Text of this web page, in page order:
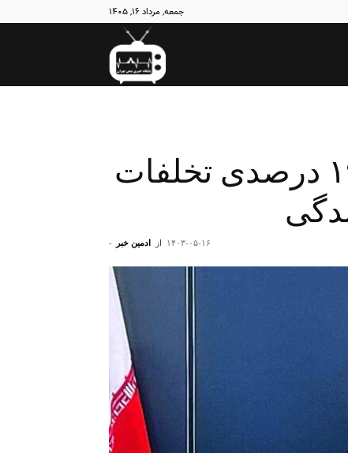
جمعه, مرداد ۱۶, ۱۴۰۵
نبض
سردار حسینی: کاهش ۱۹ درصدی تخلفات
از ادمین خبر - ۱۴۰۳-۰۵-۱۶